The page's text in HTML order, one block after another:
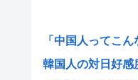
「中国人ってこ
韓国人の対日好感